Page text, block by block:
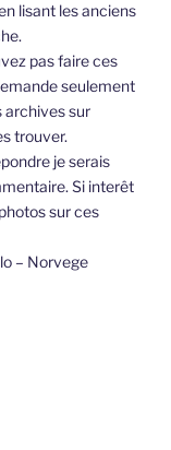
lisant les anciens
pas faire ces
seulement
archives sur
trouver.
je serais
Si interêt
sur ces
– Norvege